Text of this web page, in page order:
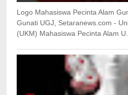
Logo Mahasiswa Pecinta Alam
Gunati UGJ, Setaranews.com -
(UKM) Mahasiswa Pecinta Alam U...